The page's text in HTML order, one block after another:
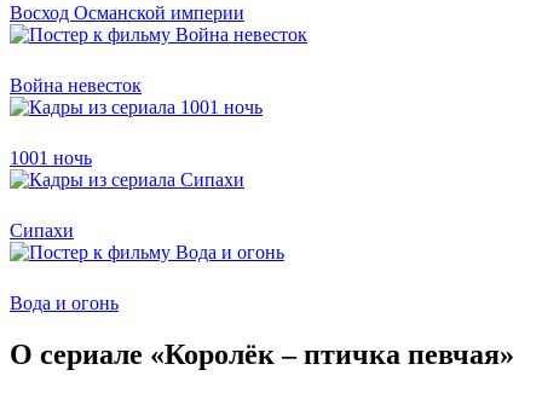
Восход Османской империи
Война невесток
1001 ночь
Сипахи
Вода и огонь
О сериале «Королёк – птичка певчая»